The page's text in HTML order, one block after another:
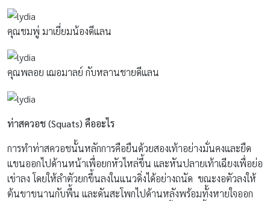
คุณชมพู่ มาเยี่ยมน้องดีแลน
คุณพลอย เฌอมาลย์ กับหลานชายดีแลน
ท่าสควอช (Squats) คืออะไร
การทำท่าสควอชนั้นหลักการคือยืนด้วยสองเท้าอย่างมั่นคงและยืด
แขนออกไปด้านหน้าเพื่อยกหัวไหล่ขึ้น และหันปลายเท้าเฉียงเพื่อย่อ
เข่าลง โดยให้ลำตัวยกขึ้นลงในแนวดิ่งได้อย่างถนัด ขณะงอตัวลงให้
ต้นขาขนานกับพื้น และดันสะโพกไปด้านหลังพร้อมทั้งหายใจออก